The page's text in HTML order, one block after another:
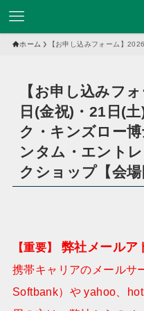
ホーム 【お申し込みフォーム】
【お申し込みフ
日(金祝)・21日(
ク・キンズロー
ンタム・エント
クショップ【会場
【重要】 弊社メールア
携帯キャリアのメールサ
Softbank）や yahoo、